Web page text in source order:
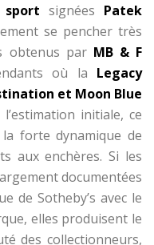
signées Patek
se pencher très
obtenus par MB & F
où la Legacy
et Moon Blue
initiale, ce
forte dynamique de
aux enchères. Si les
documentées
de Sotheby’s avec le
elles produisent le
des collectionneurs,